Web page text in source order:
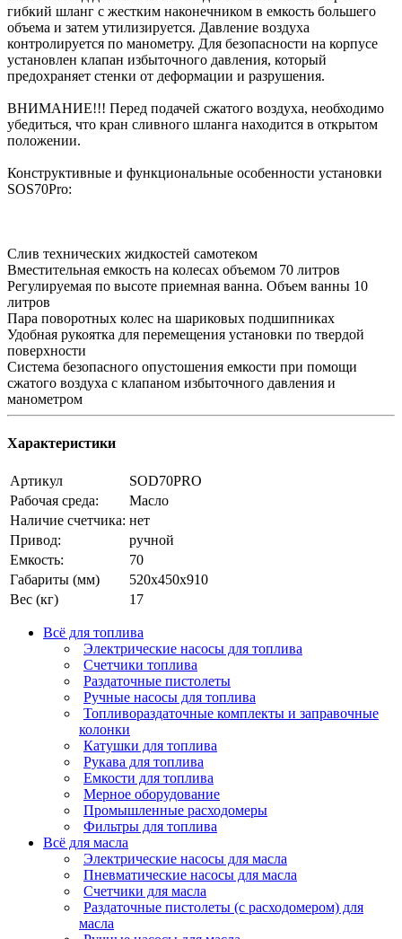
гибкий шланг с жестким наконечником в емкость большего
объема и затем утилизируется. Давление воздуха
контролируется по манометру. Для безопасности на корпусе
установлен клапан избыточного давления, который
предохраняет стенки от деформации и разрушения.
ВНИМАНИЕ!!! Перед подачей сжатого воздуха, необходимо
убедиться, что кран сливного шланга находится в открытом
положении.
Конструктивные и функциональные особенности установки
SOS70Pro:
Слив технических жидкостей самотеком
Вместительная емкость на колесах объемом 70 литров
Регулируемая по высоте приемная ванна. Объем ванны 10
литров
Пара поворотных колес на шариковых подшипниках
Удобная рукоятка для перемещения установки по твердой
поверхности
Система безопасного опустошения емкости при помощи
сжатого воздуха с клапаном избыточного давления и
манометром
Характеристики
Артикул
SOD70PRO
Рабочая среда:
Масло
Наличие счетчика: нет
Привод:
ручной
Емкость:
70
Габариты (мм)
520x450x910
Вес (кг)
17
Всё для топлива
Электрические насосы для топлива
Счетчики топлива
Раздаточные пистолеты
Ручные насосы для топлива
Топливораздаточные комплекты и заправочные
колонки
Катушки для топлива
Рукава для топлива
Емкости для топлива
Мерное оборудование
Промышленные расходомеры
Фильтры для топлива
Всё для масла
Электрические насосы для масла
Пневматические насосы для масла
Счетчики для масла
Раздаточные пистолеты (с расходомером) для
масла